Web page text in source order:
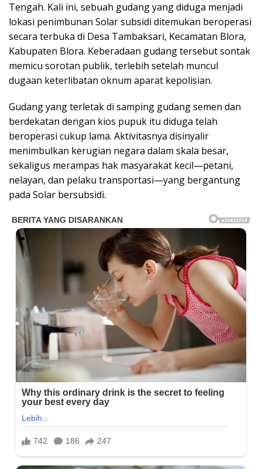
Tengah. Kali ini, sebuah gudang yang diduga menjadi
lokasi penimbunan Solar subsidi ditemukan beroperasi
secara terbuka di Desa Tambaksari, Kecamatan Blora,
Kabupaten Blora. Keberadaan gudang tersebut sontak
memicu sorotan publik, terlebih setelah muncul
dugaan keterlibatan oknum aparat kepolisian.
Gudang yang terletak di samping gudang semen dan
berdekatan dengan kios pupuk itu diduga telah
beroperasi cukup lama. Aktivitasnya disinyalir
menimbulkan kerugian negara dalam skala besar,
sekaligus merampas hak masyarakat kecil—petani,
nelayan, dan pelaku transportasi—yang bergantung
pada Solar bersubsidi.